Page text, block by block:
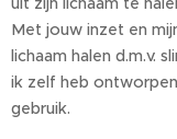
Met jouw inzet en
lichaam halen d.m.v.
ik zelf heb
gebruik.